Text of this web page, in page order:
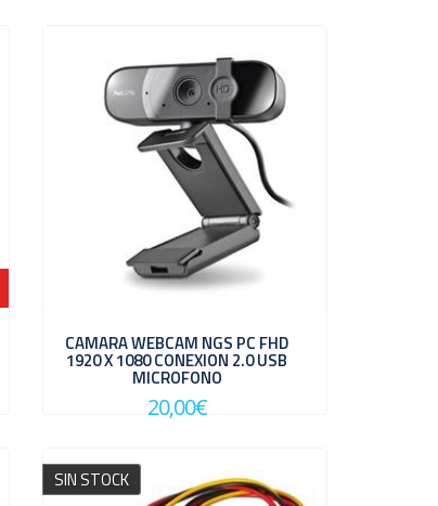
CAMARA WEBCAM NGS PC FHD
1920 X 1080 CONEXION 2.0 USB
MICROFONO
20,00€
SIN STOCK